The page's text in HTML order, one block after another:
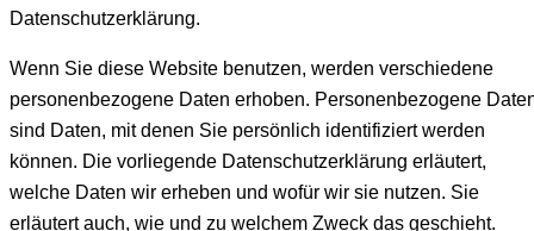
Datenschutzerklärung.
Wenn Sie diese Website benutzen, werden verschiedene
personenbezogene Daten erhoben. Personenbezogene
sind Daten, mit denen Sie persönlich identifiziert werden
können. Die vorliegende Datenschutzerklärung erläutert,
welche Daten wir erheben und wofür wir sie nutzen. Sie
erläutert auch, wie und zu welchem Zweck das geschieht.